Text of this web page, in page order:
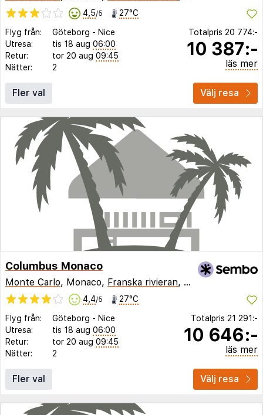
4,5/5 27°C
Flyg från: Göteborg - Nice
Utresa:
tis 18 aug 06:00
Retur:
tor 20 aug 09:45
Nätter:
2
Totalpris 20 774:-
10 387:-
läs mer
Fler val Välj resa
Columbus Monaco
Monte Carlo, Monaco, Franska rivieran, Frankrike
4,4/5 27°C
Flyg från: Göteborg - Nice
Utresa:
tis 18 aug 06:00
Retur:
tor 20 aug 09:45
Nätter:
2
Totalpris 21 291:-
10 646:-
läs mer
Fler val Välj resa